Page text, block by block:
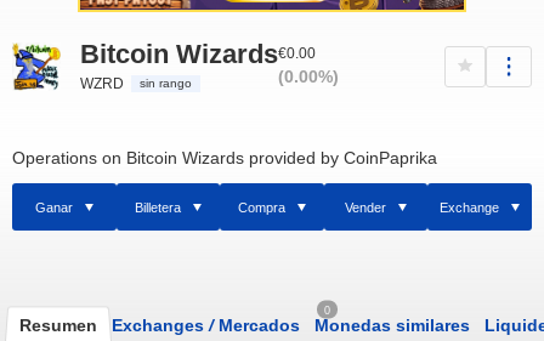
Bitcoin Wizards
WZRD sin rango
€0.00
(0.00%)
Operations on Bitcoin Wizards provided by CoinPaprika
Ganar Billetera Compra Vender Exchange
Resumen Exchanges /Mercados
0
Monedas similares